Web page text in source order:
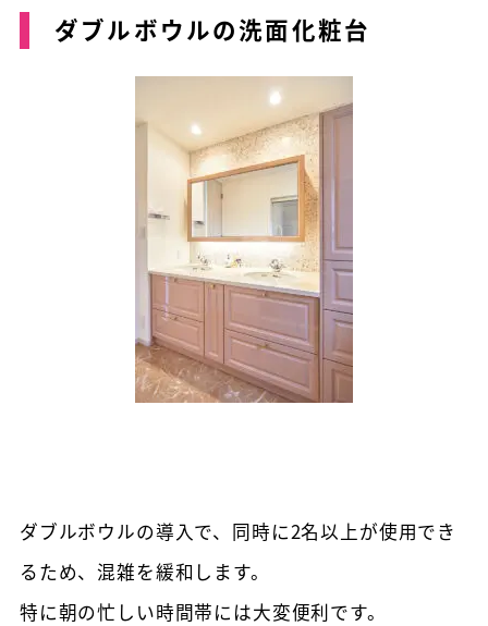
ダブルボウルの洗面化粧台
ダブルボウルの導入で、同時に2名以上が使用でき
るため、混雑を緩和します。
特に朝の忙しい時間帯には大変便利です。